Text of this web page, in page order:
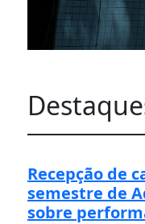
Recepção de
semestre de
sobre